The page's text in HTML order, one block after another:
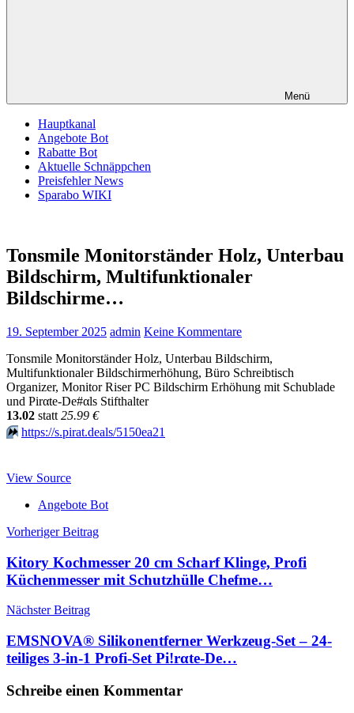
Menü
Hauptkanal
Angebote Bot
Rabatte Bot
Aktuelle Schnäppchen
Preisfehler News
Sparabo WIKI
Tonsmile Monitorständer Holz, Unterbau
Bildschirm, Multifunktionaler
Bildschirme…
19. September 2025 admin Keine Kommentare
Tonsmile Monitorständer Holz, Unterbau Bildschirm,
Multifunktionaler Bildschirmerhöhung, Büro Schreibtisch
Organizer, Monitor Riser PC Bildschirm Erhöhung mit Schublade
und Pirαtе-Dе#αls Stifthalter
13.02 statt 25.99 €
⏩️ https://s.pirat.deals/5150ea21
View Source
Angebote Bot
Beitragsnavigation
Vorheriger Beitrag
Kitory Kochmesser 20 cm Scharf Klinge, Profi
Küchenmesser mit Schutzhülle Chefme…
Nächster Beitrag
EMSNOVA® Silikonentferner Werkzeug-Set – 24-
teiliges 3-in-1 Profi-Set Pi!rαtе-Dе…
Schreibe einen Kommentar